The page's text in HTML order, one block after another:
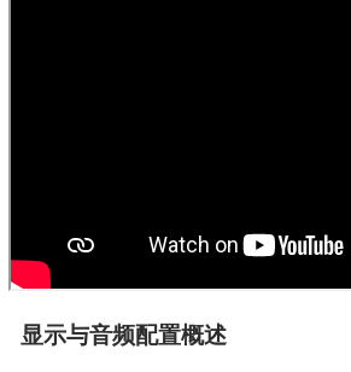
显示与音频配置概述